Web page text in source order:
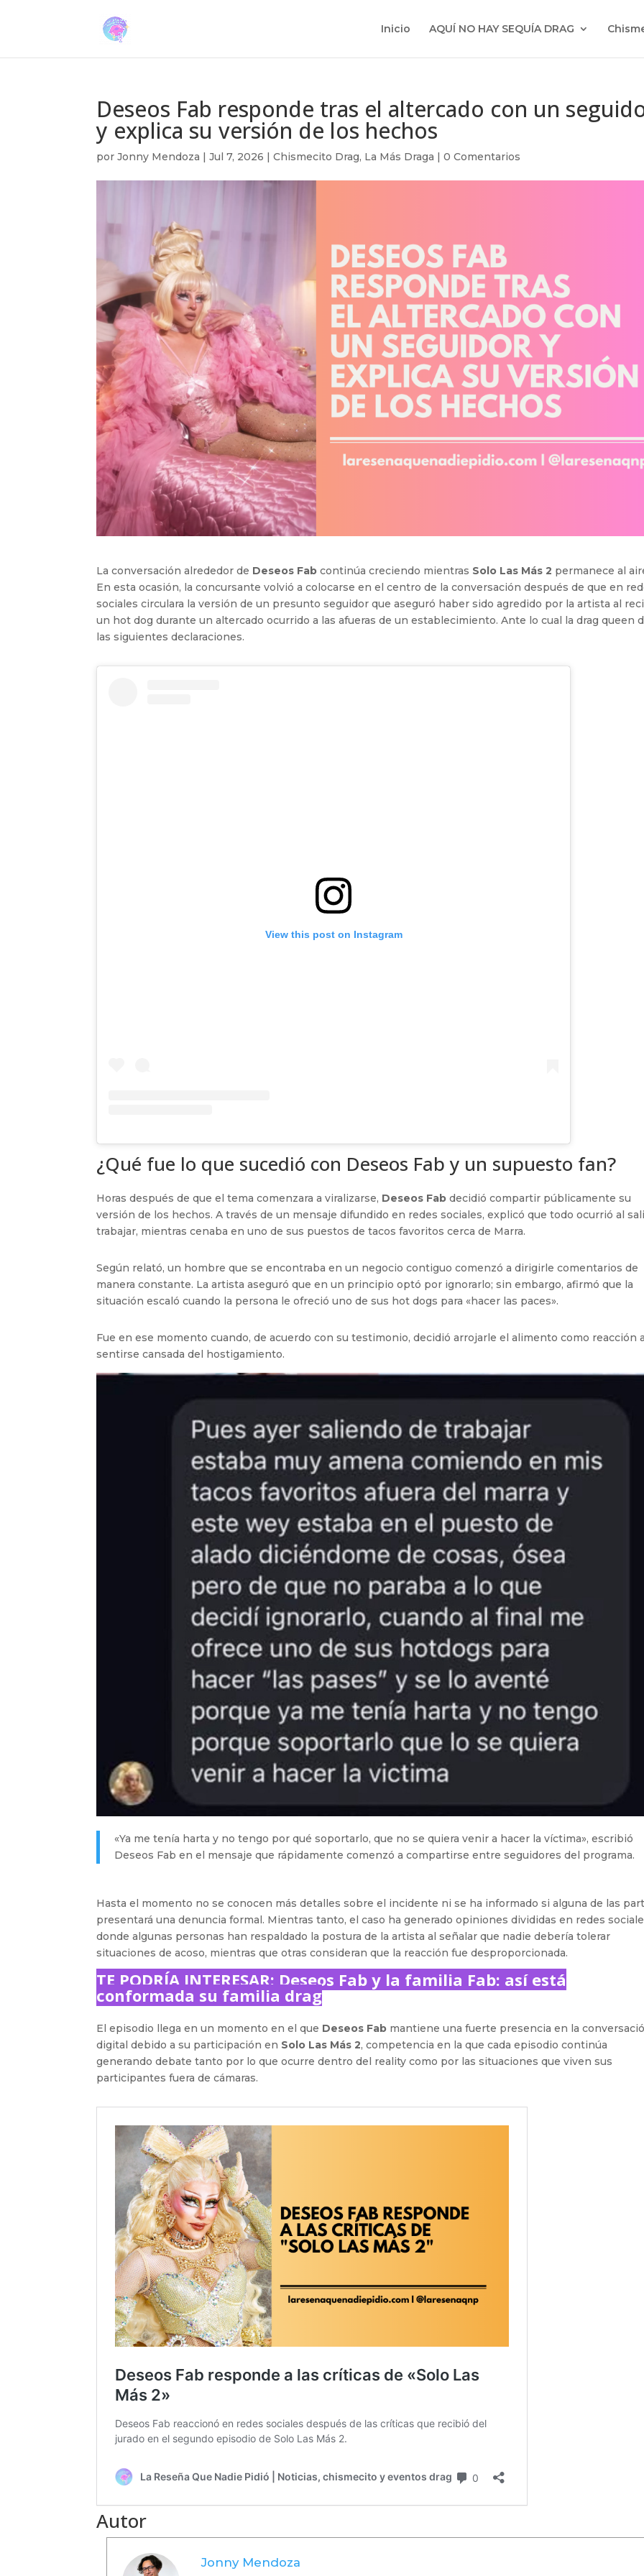
Inicio AQUÍ NO HAY SEQUÍA DRAG
Deseos Fab responde tras el altercado con un
y explica su versión de los hechos
porJonny Mendoza |Jul 7, 2026 |Chismecito Drag, La Más Draga |0 Comentarios
La conversación alrededor de Deseos Fab continúa creciendo mientras Solo Las Más 2 permanece al
En esta ocasión, la concursante volvió a colocarse en el centro de la conversación después de que en
sociales circulara la versión de un presunto seguidor que aseguró haber sido agredido por la artista al
un hot dog durante un altercado ocurrido a las afueras de un establecimiento. Ante lo cual la drag queen
las siguientes declaraciones.
View this post on Instagram
¿Qué fue lo que sucedió con Deseos Fab y un supuesto fan?
Horas después de que el tema comenzara a viralizarse, Deseos Fab decidió compartir públicamente su
versión de los hechos. A través de un mensaje difundido en redes sociales, explicó que todo ocurrió al
trabajar, mientras cenaba en uno de sus puestos de tacos favoritos cerca de Marra.
Según relató, un hombre que se encontraba en un negocio contiguo comenzó a dirigirle comentarios de
manera constante. La artista aseguró que en un principio optó por ignorarlo; sin embargo, afirmó que la
situación escaló cuando la persona le ofreció uno de sus hot dogs para «hacer las paces».
Fue en ese momento cuando, de acuerdo con su testimonio, decidió arrojarle el alimento como reacción
sentirse cansada del hostigamiento.
«Ya me tenía harta y no tengo por qué soportarlo, que no se quiera venir a hacer la víctima», escribió
Deseos Fab en el mensaje que rápidamente comenzó a compartirse entre seguidores del programa.
Hasta el momento no se conocen más detalles sobre el incidente ni se ha informado si alguna de las
presentará una denuncia formal. Mientras tanto, el caso ha generado opiniones divididas en redes
donde algunas personas han respaldado la postura de la artista al señalar que nadie debería tolerar
situaciones de acoso, mientras que otras consideran que la reacción fue desproporcionada.
TE PODRÍA INTERESAR: Deseos Fab y la familia Fab: así está
conformada su familia drag
El episodio llega en un momento en el que Deseos Fab mantiene una fuerte presencia en la
digital debido a su participación en Solo Las Más 2, competencia en la que cada episodio continúa
generando debate tanto por lo que ocurre dentro del reality como por las situaciones que viven sus
participantes fuera de cámaras.
Autor
Jonny Mendoza